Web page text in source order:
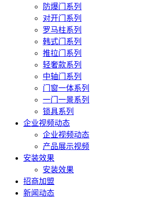
防爆门系列
对开门系列
罗马柱系列
韩式门系列
推拉门系列
轻奢款系列
中轴门系列
门窗一体系列
一门一景系列
锁具系列
企业视频动态
企业视频动态
产品展示视频
安装效果
安装效果
招商加盟
新闻动态